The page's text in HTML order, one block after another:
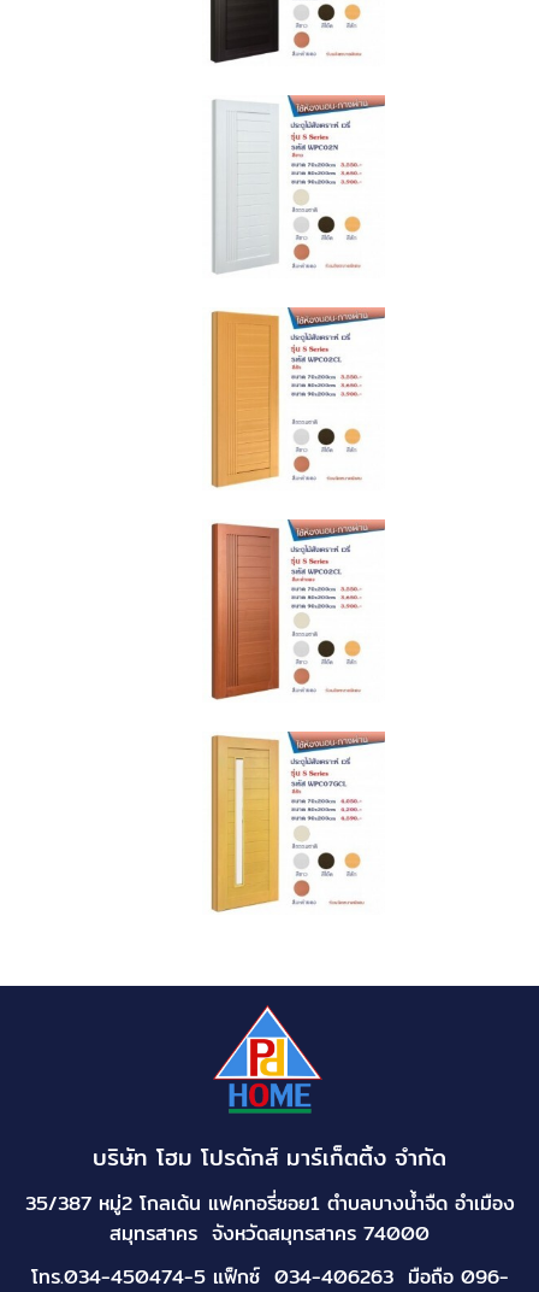
บริษัท โฮม โปรดักส์ มาร์เก็ตติ้ง จำกัด
35/387 หมู่2 โกลเด้น แฟคทอรี่ซอย1 ตำบลบางน้ำจืด อำเมือง
สมุทรสาคร จังหวัดสมุทรสาคร 74000
โทร.034-450474-5 แฟ็กซ์ 034-406263 มือถือ 096-